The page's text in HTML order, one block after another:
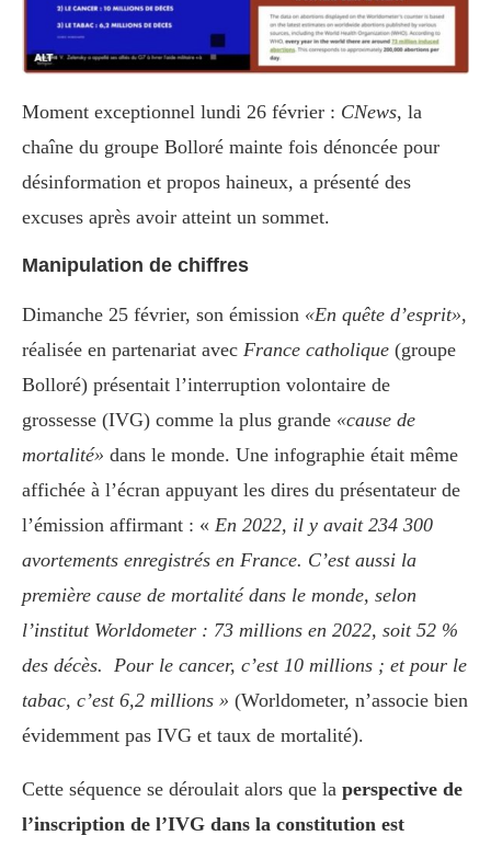
Moment exceptionnel lundi 26 février : CNews, la
chaîne du groupe Bolloré mainte fois dénoncée pour
désinformation et propos haineux, a présenté des
excuses après avoir atteint un sommet.
Manipulation de chiffres
Dimanche 25 février, son émission «En quête d’esprit»,
réalisée en partenariat avec France catholique (groupe
Bolloré) présentait l’interruption volontaire de
grossesse (IVG) comme la plus grande «cause de
mortalité» dans le monde. Une infographie était même
affichée à l’écran appuyant les dires du présentateur de
l’émission affirmant : « En 2022, il y avait 234 300
avortements enregistrés en France. C’est aussi la
première cause de mortalité dans le monde, selon
l’institut Worldometer : 73 millions en 2022, soit 52 %
des décès. Pour le cancer, c’est 10 millions ; et pour le
tabac, c’est 6,2 millions » (Worldometer, n’associe bien
évidemment pas IVG et taux de mortalité).
Cette séquence se déroulait alors que la perspective de
l’inscription de l’IVG dans la constitution est